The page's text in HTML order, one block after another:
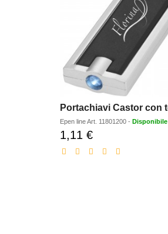
Epen lineArt. 11801200 - Disponibile
1,11 €Prezzo